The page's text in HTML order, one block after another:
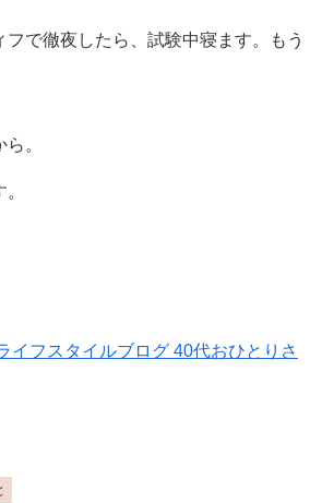
フで徹夜したら、試験中寝ます。もう
。